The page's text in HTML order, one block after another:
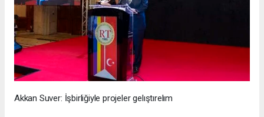
Akkan Suver: İşbirliğiyle projeler gelıştırelım